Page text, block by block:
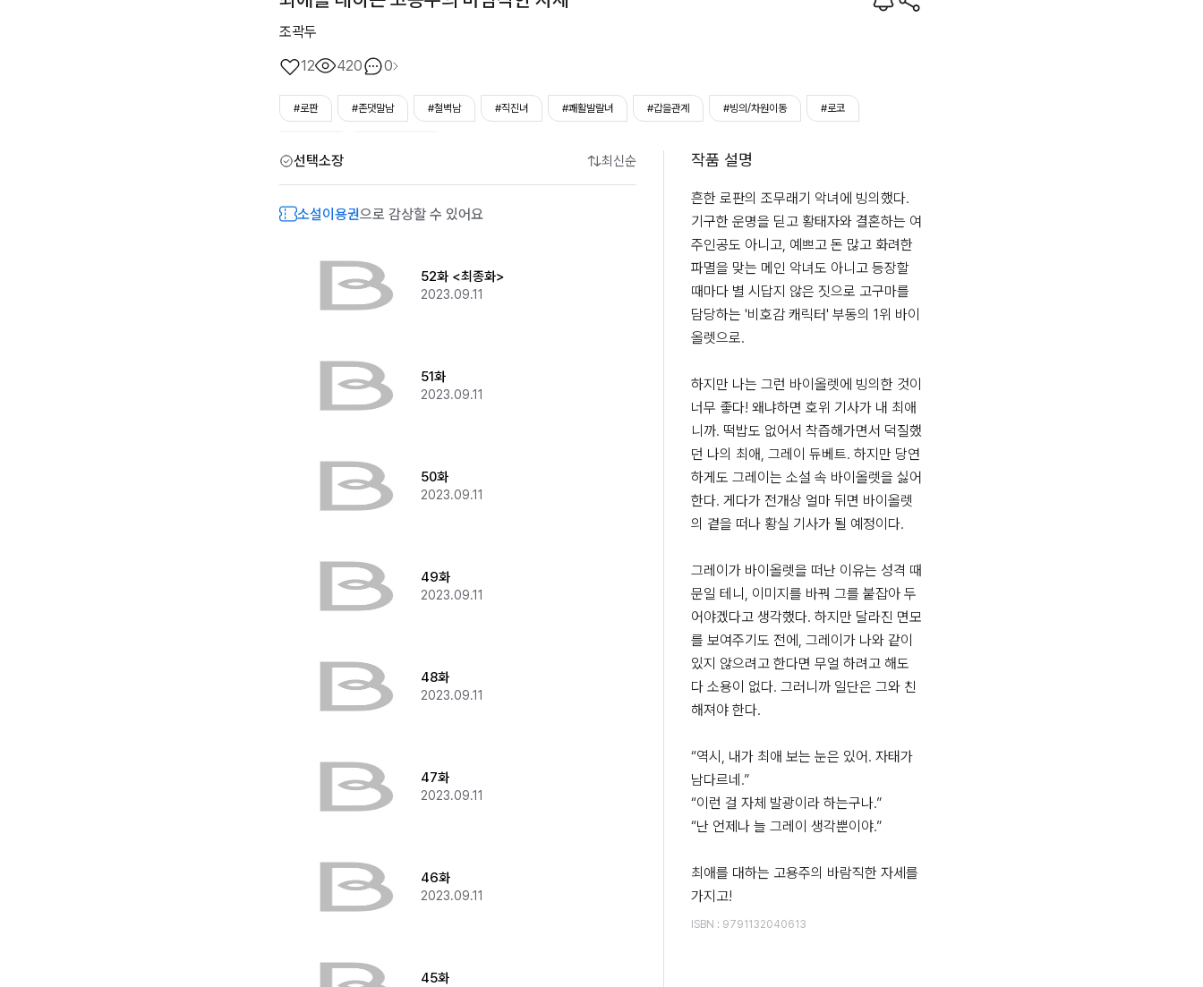
조곽두
12
420 0
#로판 #존댓말남 #철벽남 #직진녀 #쾌활발랄녀 #갑을관계 #빙의/차원이동 #로코
선택소장 최신순
소설이용권으로 감상할 수 있어요
52화 <최종화>
2023.09.11
51화
2023.09.11
50화
2023.09.11
49화
2023.09.11
48화
2023.09.11
47화
2023.09.11
46화
2023.09.11
45화
작품 설명
흔한 로판의 조무래기 악녀에 빙의했다.
기구한 운명을 딛고 황태자와 결혼하는 여
주인공도 아니고, 예쁘고 돈 많고 화려한
파멸을 맞는 메인 악녀도 아니고 등장할
때마다 별 시답지 않은 짓으로 고구마를
담당하는 '비호감 캐릭터' 부동의 1위 바이
올렛으로.
하지만 나는 그런 바이올렛에 빙의한 것이
너무 좋다! 왜냐하면 호위 기사가 내 최애
니까. 떡밥도 없어서 착즙해가면서 덕질했
던 나의 최애, 그레이 듀베트. 하지만 당연
하게도 그레이는 소설 속 바이올렛을 싫어
한다. 게다가 전개상 얼마 뒤면 바이올렛
의 곁을 떠나 황실 기사가 될 예정이다.
그레이가 바이올렛을 떠난 이유는 성격 때
문일 테니, 이미지를 바꿔 그를 붙잡아 두
어야겠다고 생각했다. 하지만 달라진 면모
를 보여주기도 전에, 그레이가 나와 같이
있지 않으려고 한다면 무얼 하려고 해도
다 소용이 없다. 그러니까 일단은 그와 친
해져야 한다.
“역시, 내가 최애 보는 눈은 있어. 자태가
남다르네.”
“이런 걸 자체 발광이라 하는구나.”
“난 언제나 늘 그레이 생각뿐이야.”
최애를 대하는 고용주의 바람직한 자세를
ISBN : 9791132040613